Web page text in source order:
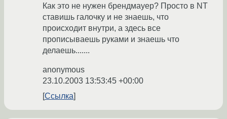
Как это не нужен брендмауер? Просто в NT
ставишь галочку и не знаешь, что
происходит внутри, а здесь все
прописываешь руками и знаешь что
делаешь.......
anonymous
23.10.2003 13:53:45 +00:00
Ссылка